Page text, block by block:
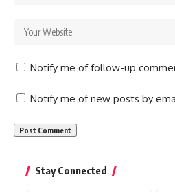
Notify me of follow-up
Notify me of new posts by
Stay Connected